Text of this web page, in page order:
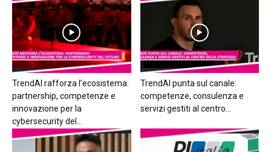
TrendAI rafforza l’ecosistema:
partnership, competenze e
innovazione per la
cybersecurity del...
TrendAI punta sul canale:
competenze, consulenza e
servizi gestiti al centro...